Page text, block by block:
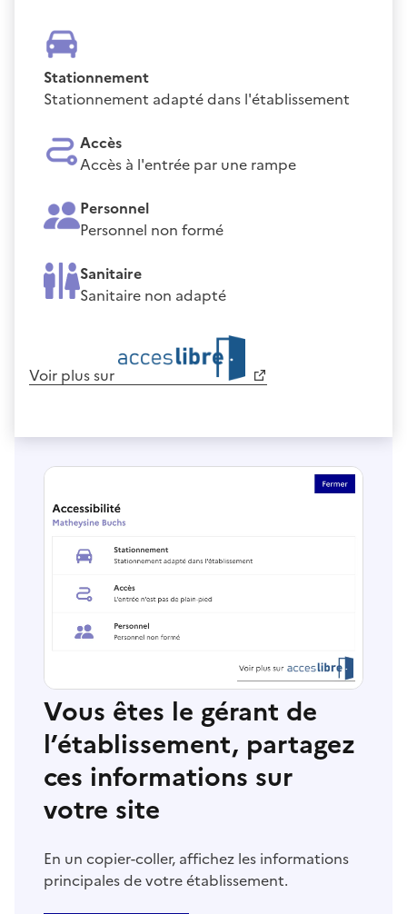
Stationnement
Stationnement adapté dans l'établissement
Accès
Accès à l'entrée par une rampe
Personnel
Personnel non formé
Sanitaire
Sanitaire non adapté
Voir plus sur
Vous êtes le gérant de
l’établissement, partagez
ces informations sur
votre site
En un copier-coller, affichez les informations
principales de votre établissement.